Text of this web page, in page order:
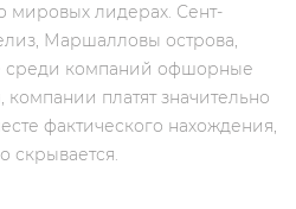
мировых лидерах. Сент-
Маршалловы острова,
среди компаний офшорные
платят значительно
фактического нахождения,
скрывается.